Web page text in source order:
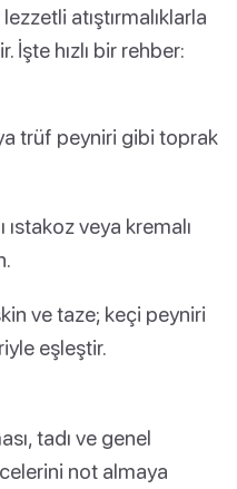
atıştırmalıklarla
İşte hızlı bir rehber:
trüf peyniri gibi toprak
ıstakoz veya kremalı
ve taze; keçi peyniri
eşleştir.
tadı ve genel
not almaya